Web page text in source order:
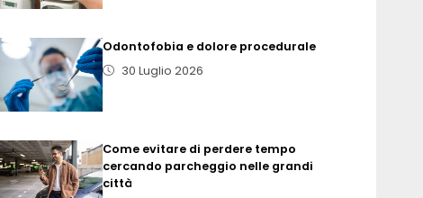
Odontofobia e dolore procedurale
30 Luglio 2026
Come evitare di perdere tempo
cercando parcheggio nelle grandi
città